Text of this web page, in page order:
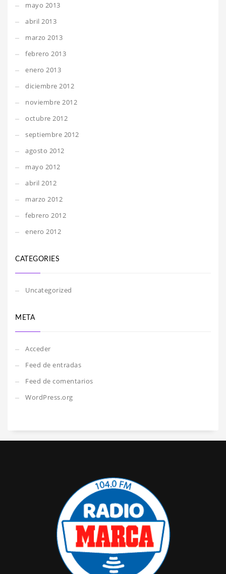
mayo 2013
abril 2013
marzo 2013
febrero 2013
enero 2013
diciembre 2012
noviembre 2012
octubre 2012
septiembre 2012
agosto 2012
mayo 2012
abril 2012
marzo 2012
febrero 2012
enero 2012
CATEGORIES
Uncategorized
META
Acceder
Feed de entradas
Feed de comentarios
WordPress.org